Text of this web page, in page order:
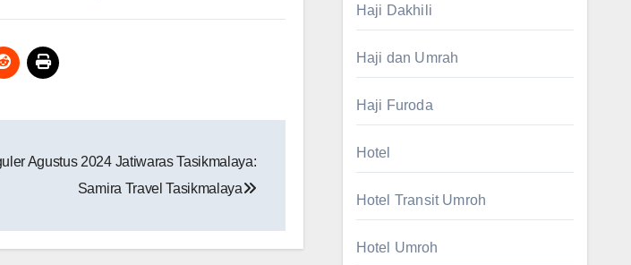
Agustus 2024 Jatiwaras Tasikmalaya:
Samira Travel Tasikmalaya
Haji Dakhili
Haji dan Umrah
Haji Furoda
Hotel
Hotel Transit Umroh
Hotel Umroh